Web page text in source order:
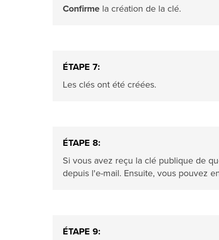
Confirme la création de la clé.
ÉTAPE 7:
Les clés ont été créées.
ÉTAPE 8:
Si vous avez reçu la clé publique de
depuis l'e-mail. Ensuite, vous pouvez
ÉTAPE 9: